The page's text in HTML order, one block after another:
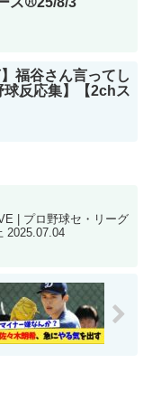
福谷さん言ってし
球反応集】【2chス
| プロ野球セ・リーグ
2025.07.04